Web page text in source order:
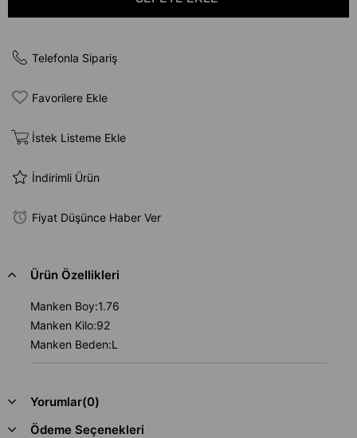
Telefonla Sipariş
Favorilere Ekle
İstek Listeme Ekle
İndirimli Ürün
Fiyat Düşünce Haber Ver
Ürün Özellikleri
Manken Boy:1.76
Manken Kilo:92
Manken Beden:L
Yorumlar(0)
Ödeme Seçenekleri